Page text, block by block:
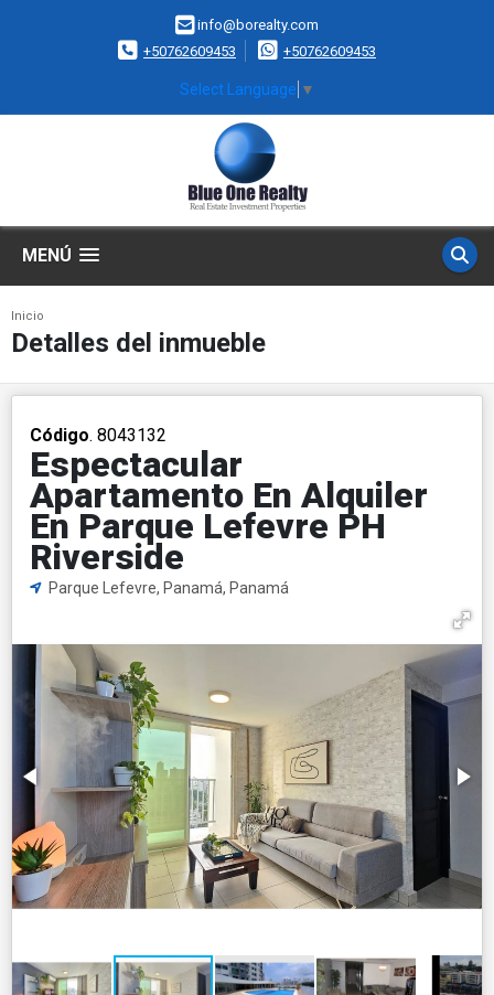
info@borealty.com
+50762609453
+50762609453
Select Language ▼
MENÚ
Inicio
Detalles del inmueble
Código. 8043132
Espectacular
Apartamento En Alquiler
En Parque Lefevre PH
Riverside
Parque Lefevre, Panamá, Panamá